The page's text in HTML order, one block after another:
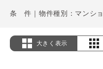
大きく表示